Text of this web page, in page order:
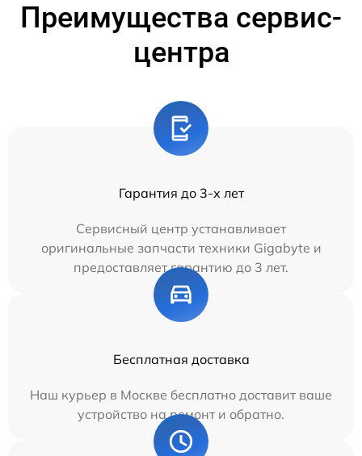
Преимущества сервис-
центра
Гарантия до 3-х лет
Сервисный центр устанавливает
оригинальные запчасти техники Gigabyte и
предоставляет гарантию до 3 лет.
Бесплатная доставка
Наш курьер в Москве бесплатно доставит ваше
устройство на ремонт и обратно.